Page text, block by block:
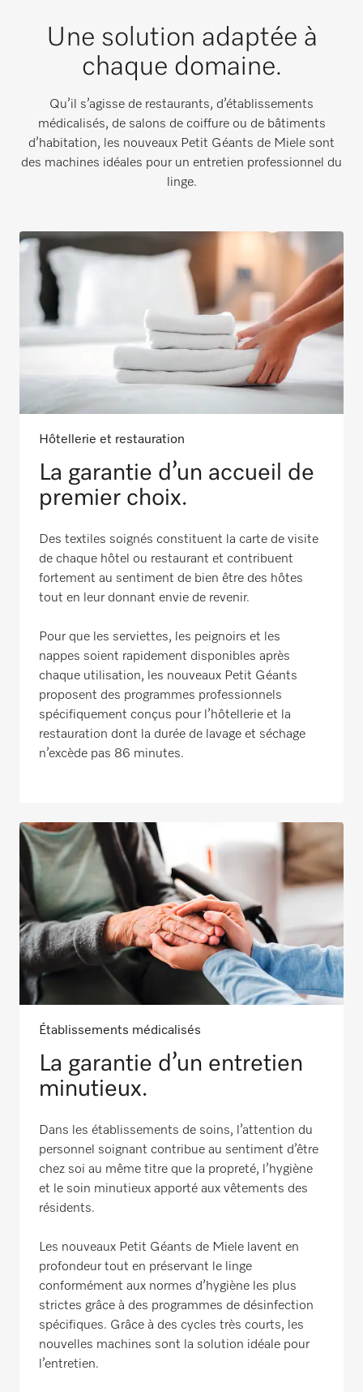
Une solution adaptée à
chaque domaine.
Qu’il s’agisse de restaurants, d’établissements
médicalisés, de salons de coiffure ou de bâtiments
d’habitation, les nouveaux Petit Géants de Miele sont
des machines idéales pour un entretien professionnel du
linge.
Hôtellerie et restauration
La garantie d’un accueil de
premier choix.
Des textiles soignés constituent la carte de visite
de chaque hôtel ou restaurant et contribuent
fortement au sentiment de bien être des hôtes
tout en leur donnant envie de revenir.
Pour que les serviettes, les peignoirs et les
nappes soient rapidement disponibles après
chaque utilisation, les nouveaux Petit Géants
proposent des programmes professionnels
spécifiquement conçus pour l’hôtellerie et la
restauration dont la durée de lavage et séchage
n’excède pas 86 minutes.
Établissements médicalisés
La garantie d’un entretien
minutieux.
Dans les établissements de soins, l’attention du
personnel soignant contribue au sentiment d’être
chez soi au même titre que la propreté, l’hygiène
et le soin minutieux apporté aux vêtements des
résidents.
Les nouveaux Petit Géants de Miele lavent en
profondeur tout en préservant le linge
conformément aux normes d’hygiène les plus
strictes grâce à des programmes de désinfection
spécifiques. Grâce à des cycles très courts, les
nouvelles machines sont la solution idéale pour
l’entretien.